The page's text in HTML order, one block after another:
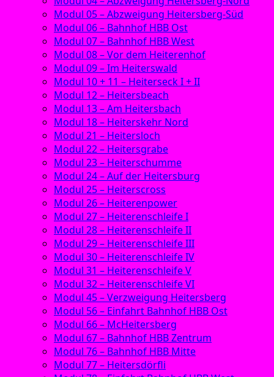
Modul 05 – Abzweigung Heitersberg-Süd
Modul 06 – Bahnhof HBB Ost
Modul 07 – Bahnhof HBB West
Modul 08 – Vor dem Heiterenhof
Modul 09 – Im Heiterswald
Modul 10 + 11 – Heiterseck I + II
Modul 12 – Heitersbeach
Modul 13 – Am Heitersbach
Modul 18 – Heiterskehr Nord
Modul 21 – Heitersloch
Modul 22 – Heitersgrabe
Modul 23 – Heiterschumme
Modul 24 – Auf der Heitersburg
Modul 25 – Heiterscross
Modul 26 – Heiterenpower
Modul 27 – Heiterenschleife I
Modul 28 – Heiterenschleife II
Modul 29 – Heiterenschleife III
Modul 30 – Heiterenschleife IV
Modul 31 – Heiterenschleife V
Modul 32 – Heiterenschleife VI
Modul 45 – Verzweigung Heitersberg
Modul 56 – Einfahrt Bahnhof HBB Ost
Modul 66 – McHeitersberg
Modul 67 – Bahnhof HBB Zentrum
Modul 76 – Bahnhof HBB Mitte
Modul 77 – Heitersdörfli